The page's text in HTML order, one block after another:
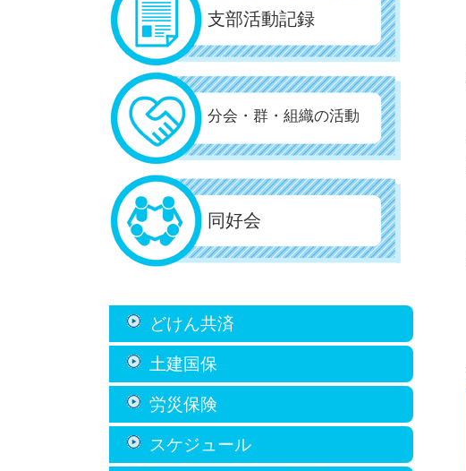
支部活動記録
分会・群・組織の活動
同好会
どけん共済
土建国保
労災保険
スケジュール